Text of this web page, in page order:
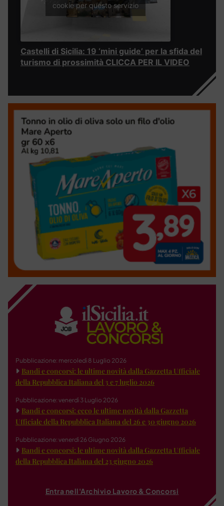
cookie per questo servizio
Castelli di Sicilia: 19 ‘mini guide’ per la sfida del
turismo di prossimità CLICCA PER IL VIDEO
Pubblicazione: mercoledì 8 Luglio 2026
Bandi e concorsi: le ultime novità dalla Gazzetta Ufficiale
della Repubblica Italiana del 3 e 7 luglio 2026
Pubblicazione: venerdì 3 Luglio 2026
Bandi e concorsi: ecco le ultime novità dalla Gazzetta
Ufficiale della Repubblica Italiana del 26 e 30 giugno 2026
Pubblicazione: venerdì 26 Giugno 2026
Bandi e concorsi: le ultime novità dalla Gazzetta Ufficiale
della Repubblica Italiana del 23 giugno 2026
Entra nell'Archivio Lavoro & Concorsi